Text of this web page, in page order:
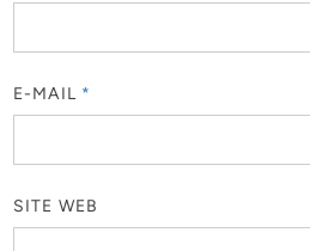
E-MAIL *
SITE WEB